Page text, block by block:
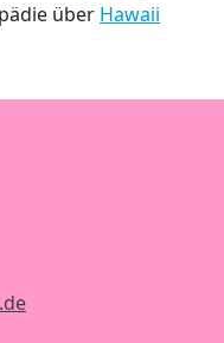
über Hawaii